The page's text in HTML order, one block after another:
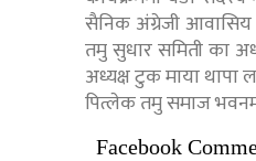
सैनिक अंग्रेजी आवासिय
तमु सुधार समिती का
अध्यक्ष टुक माया थापा
पित्लेक तमु समाज
Facebook